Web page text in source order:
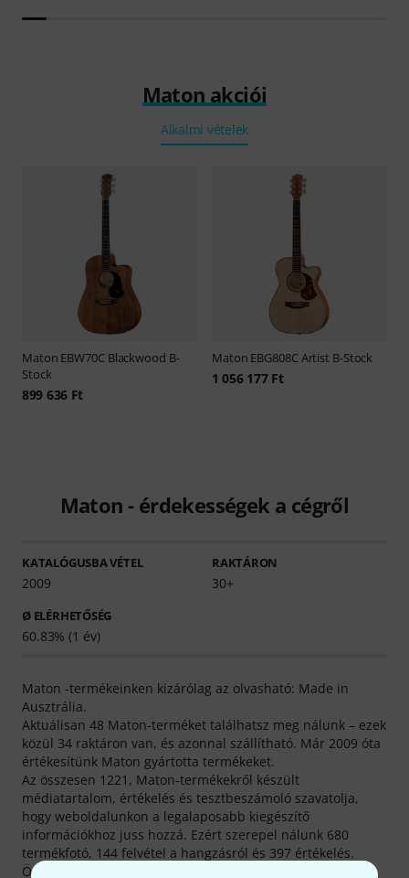
Maton akciói
Alkalmi vételek
Maton EBW70C Blackwood B-
Stock
899 636 Ft
Maton EBG808C Artist B-Stock
1 056 177 Ft
Maton - érdekességek a cégről
KATALÓGUSBA VÉTEL
2009
RAKTÁRON
30+
Ø ELÉRHETŐSÉG
60.83% (1 év)
Maton -termékeinken kizárólag az olvasható: Made in
Ausztrália.
Aktuálisan 48 Maton-terméket találhatsz meg nálunk – ezek
közül 34 raktáron van, és azonnal szállítható. Már 2009 óta
értékesítünk Maton gyártotta termékeket.
Az összesen 1221, Maton-termékekről készült
médiatartalom, értékelés és tesztbeszámoló szavatolja,
hogy weboldalunkon a legalaposabb kiegészítő
információkhoz juss hozzá. Ezért szerepel nálunk 680
termékfotó, 144 felvétel a hangzásról és 397 értékelés.
Összesen 6 Maton-termék tartózkodik jelenleg a Thomann